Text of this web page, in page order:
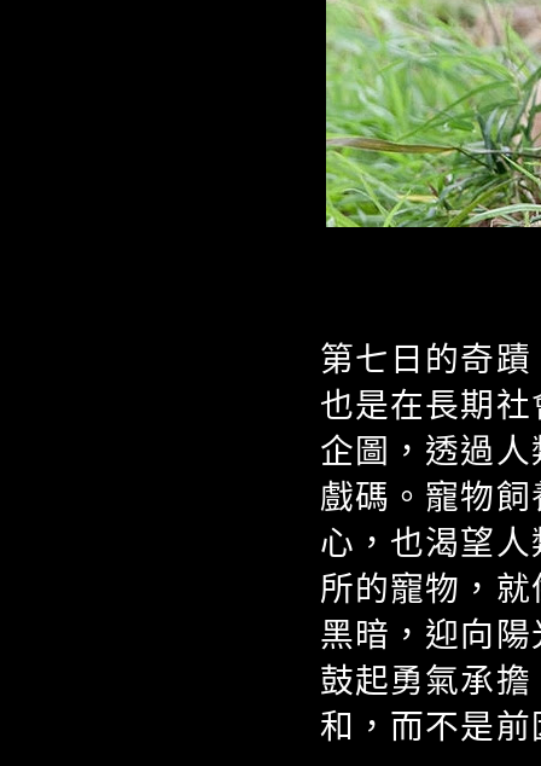
第七日的奇
也是在長期
企圖，透過
戲碼。寵物
心，也渴望
所的寵物，
黑暗，迎向
鼓起勇氣承
和，而不是